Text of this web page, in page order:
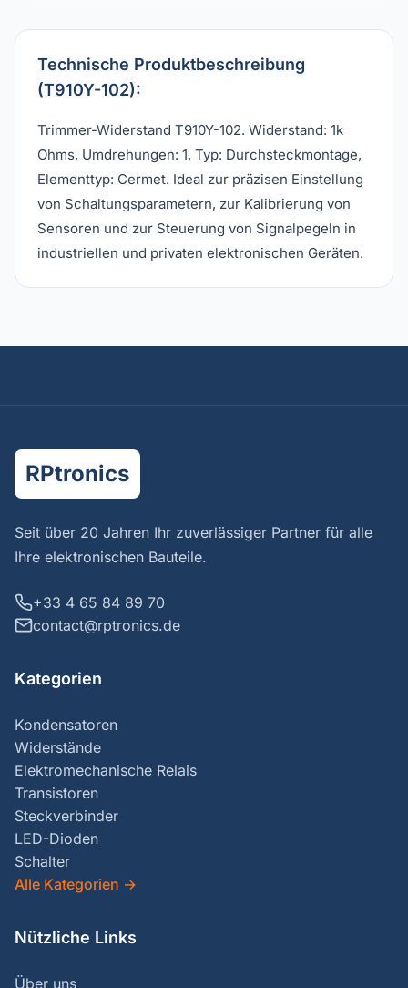
Technische Produktbeschreibung
(T910Y-102):
Trimmer-Widerstand T910Y-102. Widerstand: 1k
Ohms, Umdrehungen: 1, Typ: Durchsteckmontage,
Elementtyp: Cermet. Ideal zur präzisen Einstellung
von Schaltungsparametern, zur Kalibrierung von
Sensoren und zur Steuerung von Signalpegeln in
industriellen und privaten elektronischen Geräten.
RPtronics
Seit über 20 Jahren Ihr zuverlässiger Partner für alle
Ihre elektronischen Bauteile.
+33 4 65 84 89 70
contact@rptronics.de
Kategorien
Kondensatoren
Widerstände
Elektromechanische Relais
Transistoren
Steckverbinder
LED-Dioden
Schalter
Alle Kategorien →
Nützliche Links
Über uns